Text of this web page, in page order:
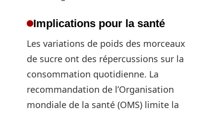
Implications pour la santé
Les variations de poids des morceaux
de sucre ont des répercussions sur la
consommation quotidienne. La
recommandation de l’Organisation
mondiale de la santé (OMS) limite la